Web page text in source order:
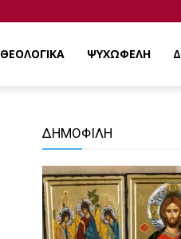
ΘΕΟΛΟΓΙΚΑ ΨΥΧΩΦΕΛΗ
ΔΗΜΟΦΙΛΗ